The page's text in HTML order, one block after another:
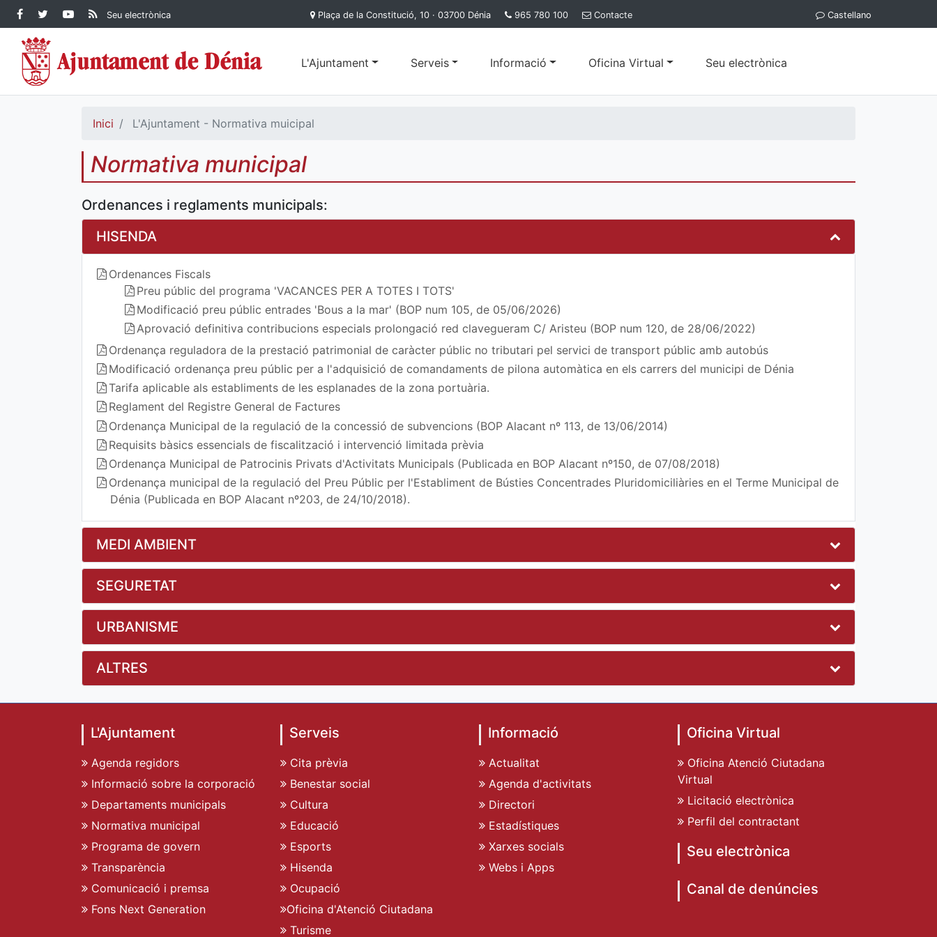
Contingut principal
Facebook Ajuntament de
Dénia
Twitter Ajuntament de
Dénia
YouTube Ajuntament
de Dénia
RSS Actualitat
Ajuntament de
Seu electrònica Plaça de la Constitució, 10 · 03700 Dénia 965 780 100 Contacte Castellano
L'Ajuntament Serveis Informació Oficina Virtual Seu electrònica
Inici L'Ajuntament - Normativa muicipal
Normativa municipal
Ordenances i reglaments municipals:
HISENDA
Ordenances Fiscals
Preu públic del programa 'VACANCES PER A TOTES I TOTS'
Modificació preu públic entrades 'Bous a la mar' (BOP num 105, de 05/06/2026)
Aprovació definitiva contribucions especials prolongació red clavegueram C/ Aristeu (BOP num 120, de 28/06/2022)
Ordenança reguladora de la prestació patrimonial de caràcter públic no tributari pel servici de transport públic amb autobús
Modificació ordenança preu públic per a l'adquisició de comandaments de pilona automàtica en els carrers del municipi de Dénia
Tarifa aplicable als establiments de les esplanades de la zona portuària.
Reglament del Registre General de Factures
Ordenança Municipal de la regulació de la concessió de subvencions (BOP Alacant nº 113, de 13/06/2014)
Requisits bàsics essencials de fiscalització i intervenció limitada prèvia
Ordenança Municipal de Patrocinis Privats d'Activitats Municipals (Publicada en BOP Alacant nº150, de 07/08/2018)
Ordenança municipal de la regulació del Preu Públic per l'Establiment de Bústies Concentrades Pluridomiciliàries en el Terme Municipal de
Dénia (Publicada en BOP Alacant nº203, de 24/10/2018).
MEDI AMBIENT
SEGURETAT
URBANISME
ALTRES
L'Ajuntament
Agenda regidors
Informació sobre la corporació
Departaments municipals
Normativa municipal
Programa de govern
Transparència
Comunicació i premsa
Fons Next Generation
Serveis
Cita prèvia
Benestar social
Cultura
Educació
Esports
Hisenda
Ocupació
Oficina d'Atenció Ciutadana
Turisme
Informació
Actualitat
Agenda d'activitats
Directori
Estadístiques
Xarxes socials
Webs i Apps
Oficina Virtual
Oficina Atenció Ciutadana
Virtual
Licitació electrònica
Perfil del contractant
Seu electrònica
Canal de denúncies